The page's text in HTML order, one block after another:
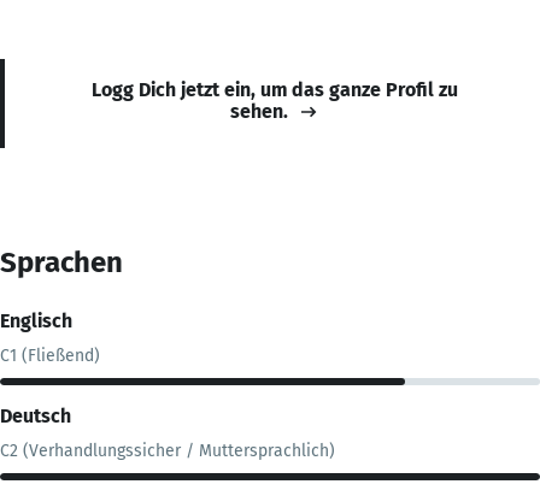
Logg Dich jetzt ein, um das ganze Profil zu
sehen.
Sprachen
Englisch
C1 (Fließend)
Deutsch
C2 (Verhandlungssicher / Muttersprachlich)